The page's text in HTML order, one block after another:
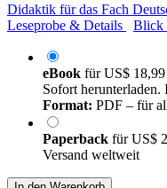
Didaktik für das Fach
Leseprobe & Details
Blick
eBook fürUS$ 18,99
Sofort
Format: PDF – für
Paperback fürUS$
Versand weltweit